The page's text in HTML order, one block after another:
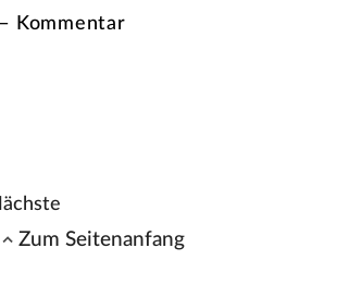
Kommentar
Zum Seitenanfang